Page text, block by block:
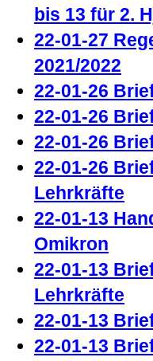
bis 13 für 2.
22-01-27
2021/2022
22-01-26
22-01-26
22-01-26
22-01-26
Lehrkräfte
22-01-13
Omikron
22-01-13
Lehrkräfte
22-01-13
22-01-13